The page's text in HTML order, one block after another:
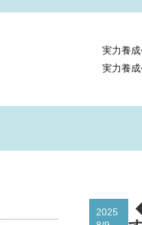
実力養
実力養
2025